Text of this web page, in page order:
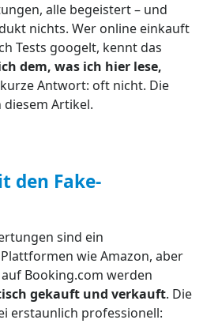
alle begeistert – und
nichts. Wer online einkauft
Tests googelt, kennt das
dem, was ich hier lese,
Antwort: oft nicht. Die
Artikel.
den Fake-
sind ein
wie Amazon, aber
Booking.com werden
gekauft und verkauft. Die
erstaunlich professionell: